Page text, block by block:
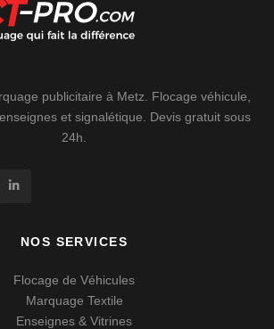
publicitaire à Metz. Flocage véhicule,
et signalétique. Devis gratuit sous
24h.
NOS SERVICES
Flocage de Véhicules
Marquage Textile
Enseignes & Vitrines